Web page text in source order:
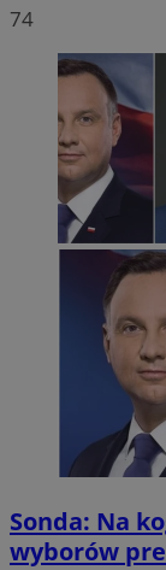
74
Sonda: Na
wyborów